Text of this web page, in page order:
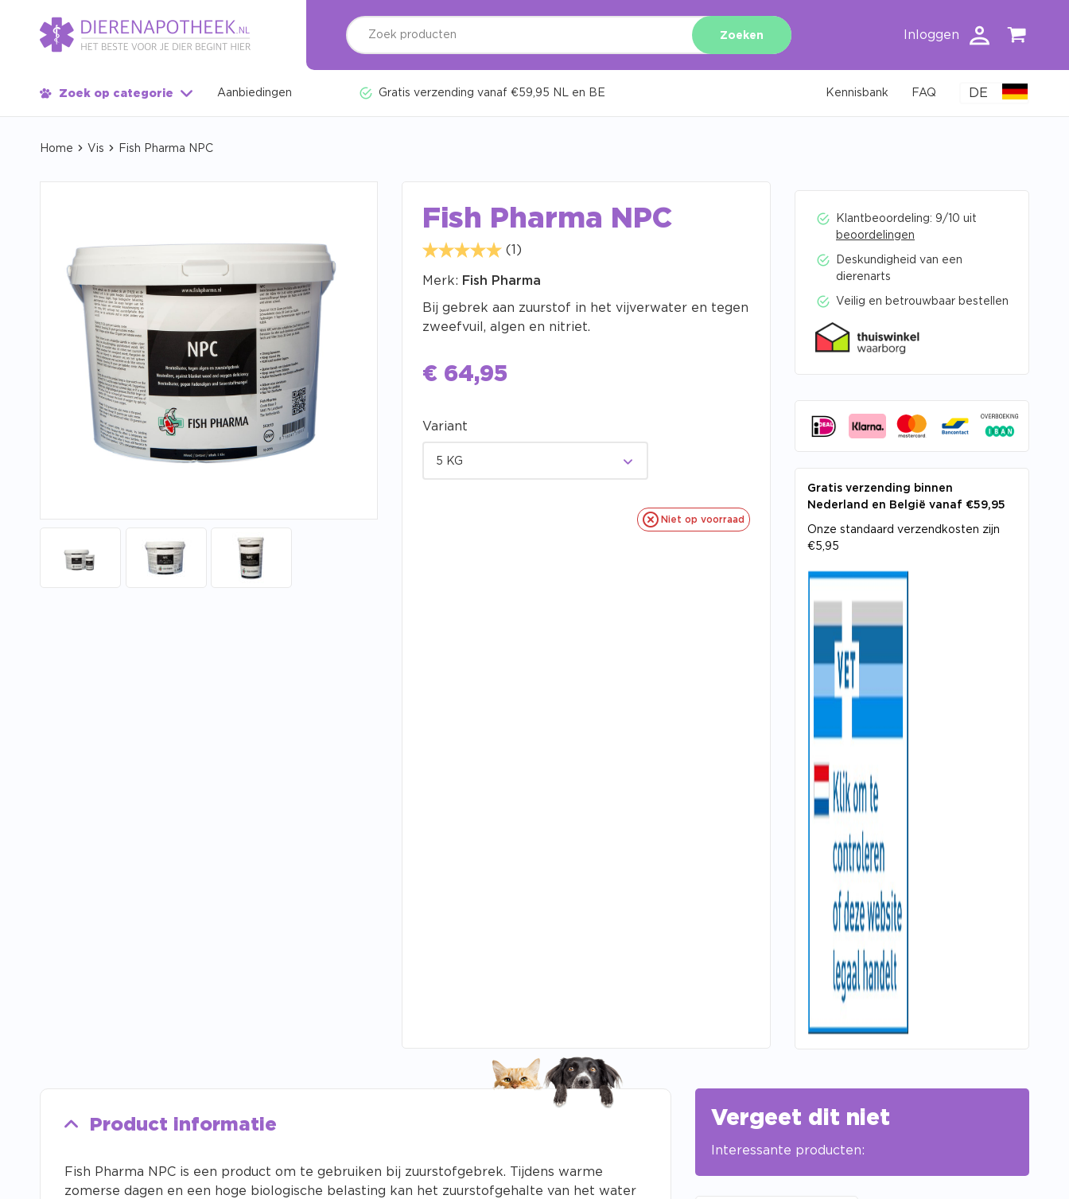
Zoeken Inloggen
Zoek op categorie Aanbiedingen Gratis verzending vanaf €59,95 NL en BE Kennisbank FAQ DE
Home Vis Fish Pharma NPC
Fish Pharma NPC
(1)
Merk: Fish Pharma
Bij gebrek aan zuurstof in het vijverwater en tegen
zweefvuil, algen en nitriet.
€ 64,95
Variant
5 KG
Niet op voorraad
Klantbeoordeling: 9/10 uit
beoordelingen
Deskundigheid van een
dierenarts
Veilig en betrouwbaar bestellen
Gratis verzending binnen
Nederland en België vanaf €59,95
Onze standaard verzendkosten zijn
€5,95
Product informatie
Fish Pharma NPC is een product om te gebruiken bij zuurstofgebrek. Tijdens warme
zomerse dagen en een hoge biologische belasting kan het zuurstofgehalte van het water
Vergeet dit niet
Interessante producten: